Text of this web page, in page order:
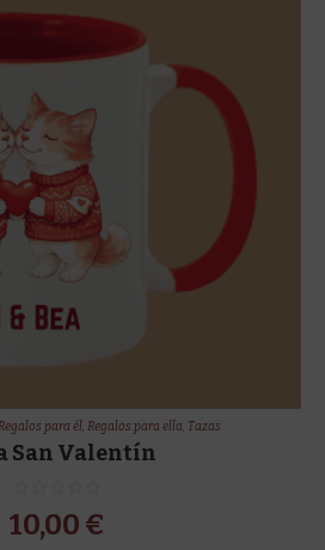
para él,Regalos para ella, Tazas
San Valentín
10,00 €